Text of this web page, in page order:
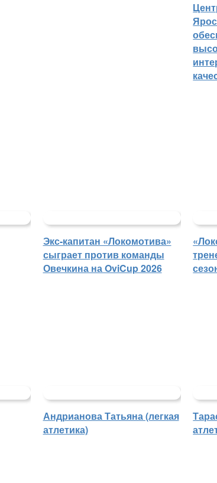
Экс-капитан «Локомотива»
сыграет против команды
Овечкина на OviCup 2026
Андрианова Татьяна (легкая
атлетика)